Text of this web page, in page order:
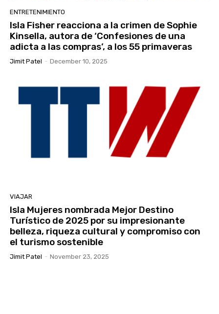
ENTRETENIMIENTO
Isla Fisher reacciona a la crimen de Sophie
Kinsella, autora de ‘Confesiones de una
adicta a las compras’, a los 55 primaveras
Jimit Patel - December 10, 2025
VIAJAR
Isla Mujeres nombrada Mejor Destino
Turístico de 2025 por su impresionante
belleza, riqueza cultural y compromiso con
el turismo sostenible
Jimit Patel - November 23, 2025